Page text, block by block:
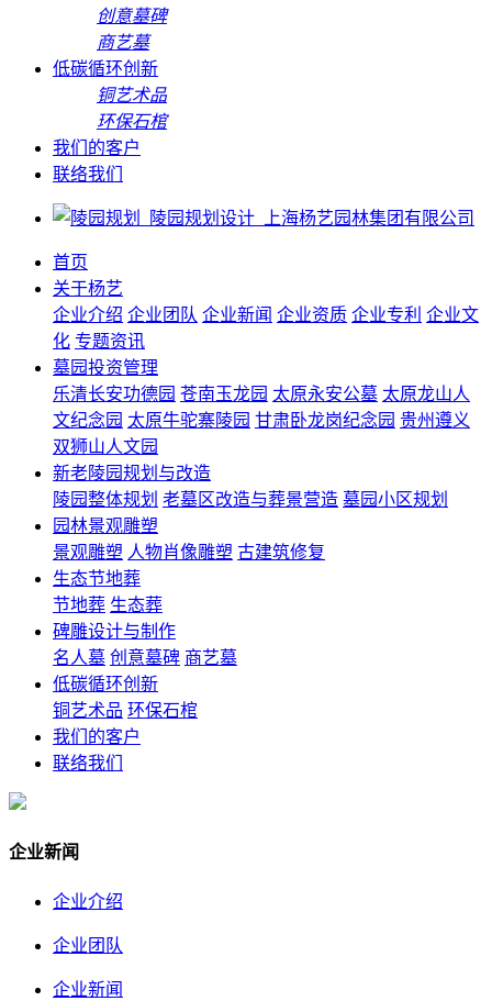
创意墓碑
商艺墓
低碳循环创新
铜艺术品
环保石棺
我们的客户
联络我们
首页
关于杨艺
企业介绍 企业团队 企业新闻 企业资质 企业专利 企业文
化 专题资讯
墓园投资管理
乐清长安功德园 苍南玉龙园 太原永安公墓 太原龙山人
文纪念园 太原牛驼寨陵园 甘肃卧龙岗纪念园 贵州遵义
双狮山人文园
新老陵园规划与改造
陵园整体规划 老墓区改造与葬景营造 墓园小区规划
园林景观雕塑
景观雕塑 人物肖像雕塑 古建筑修复
生态节地葬
节地葬 生态葬
碑雕设计与制作
名人墓 创意墓碑 商艺墓
低碳循环创新
铜艺术品 环保石棺
我们的客户
联络我们
企业新闻
企业介绍
企业团队
企业新闻